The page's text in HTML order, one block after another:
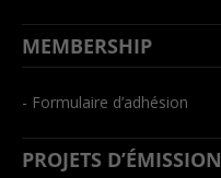
MEMBERSHIP
- Formulaire d’adhésion
PROJETS D’ÉMISSION